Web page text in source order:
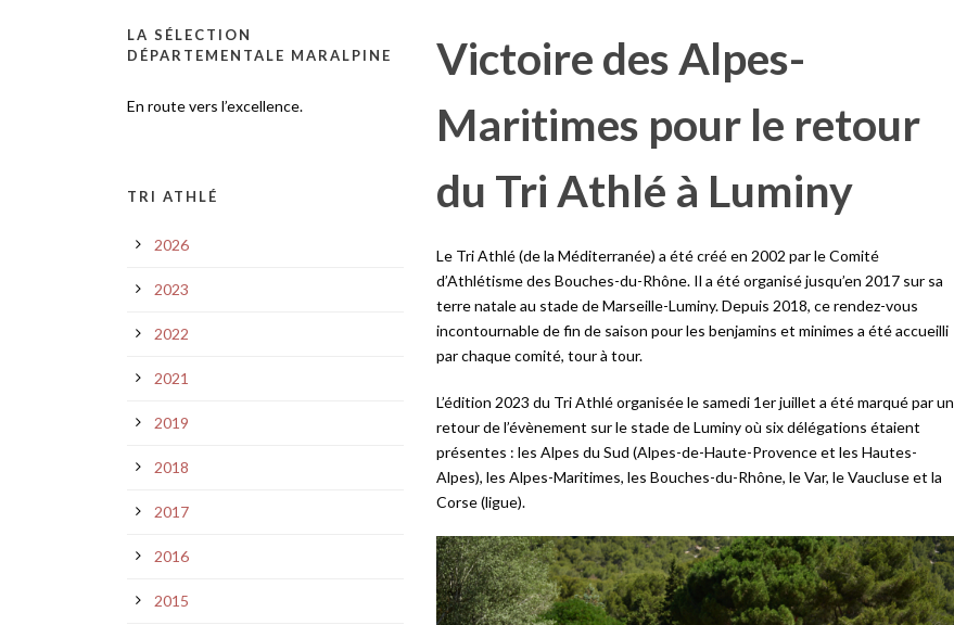
Victoire des Alpes-
Maritimes pour le retour
du Tri Athlé à Luminy
Le Tri Athlé (de la Méditerranée) a été créé en 2002 par le Comité
d’Athlétisme des Bouches-du-Rhône. Il a été organisé jusqu’en 2017 sur sa
terre natale au stade de Marseille-Luminy. Depuis 2018, ce rendez-vous
incontournable de fin de saison pour les benjamins et minimes a été accueilli
par chaque comité, tour à tour.
L’édition 2023 du Tri Athlé organisée le samedi 1er juillet a été marqué par un
retour de l’évènement sur le stade de Luminy où six délégations étaient
présentes : les Alpes du Sud (Alpes-de-Haute-Provence et les Hautes-
Alpes), les Alpes-Maritimes, les Bouches-du-Rhône, le Var, le Vaucluse et la
Corse (ligue).
LA SÉLECTION
DÉPARTEMENTALE MARALPINE
En route vers l’excellence.
TRI ATHLÉ
2026
2023
2022
2021
2019
2018
2017
2016
2015